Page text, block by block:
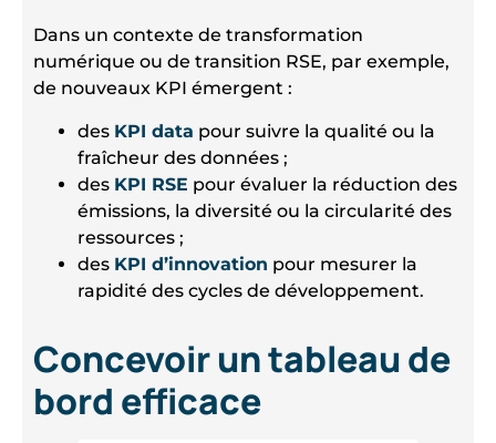
Dans un contexte de transformation
numérique ou de transition RSE, par exemple,
de nouveaux KPI émergent :
des KPI data pour suivre la qualité ou la
fraîcheur des données ;
des KPI RSE pour évaluer la réduction des
émissions, la diversité ou la circularité des
ressources ;
des KPI d’innovation pour mesurer la
rapidité des cycles de développement.
Concevoir un tableau de
bord efficace